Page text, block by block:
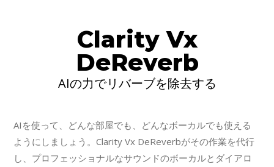
Clarity Vx
DeReverb
AIの力でリバーブを除去する
AIを使って、どんな部屋でも、どんなボーカルでも使える
ようにしましょう。Clarity Vx DeReverbがその作業を代行
し、プロフェッショナルなサウンドのボーカルとダイアロ